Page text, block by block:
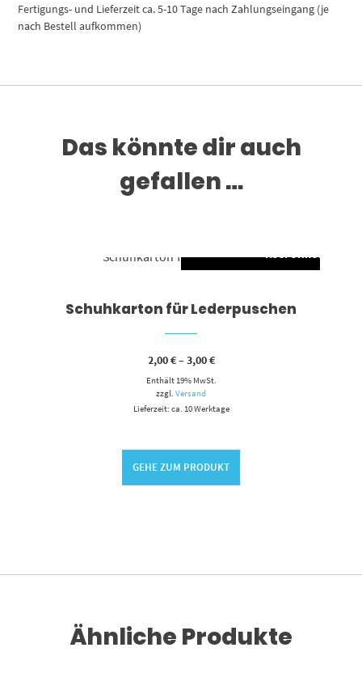
Fertigungs- und Lieferzeit ca. 5-10 Tage nach Zahlungseingang (je
nach Bestell aufkommen)
Das könnte dir auch
gefallen …
Dieses Produkt weist mehrere Varianten auf. Die Optionen können auf der Produktseite gewählt werden
Schuhkarton für Lederpuschen
2,00€–3,00€Preisspanne:
bis
Enthält 19% MwSt.
zzgl.Versand
Lieferzeit: ca. 10 Werktage
GEHE ZUM PRODUKT
Ähnliche Produkte